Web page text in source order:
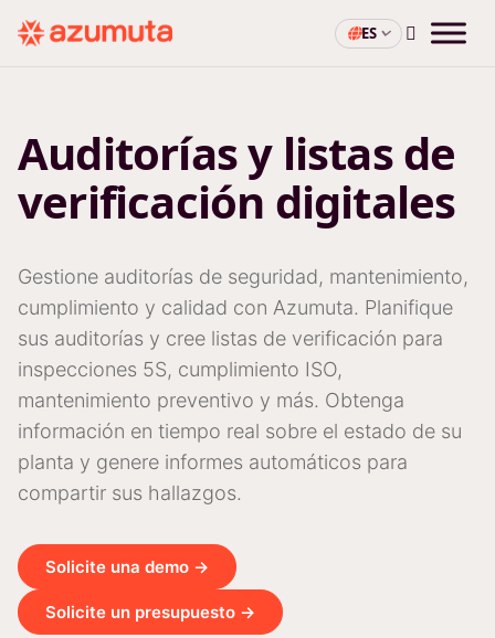
ES
Auditorías y listas de
verificación digitales
Gestione auditorías de seguridad, mantenimiento,
cumplimiento y calidad con Azumuta. Planifique
sus auditorías y cree listas de verificación para
inspecciones 5S, cumplimiento ISO,
mantenimiento preventivo y más. Obtenga
información en tiempo real sobre el estado de su
planta y genere informes automáticos para
compartir sus hallazgos.
Solicite una demo →
Solicite un presupuesto →